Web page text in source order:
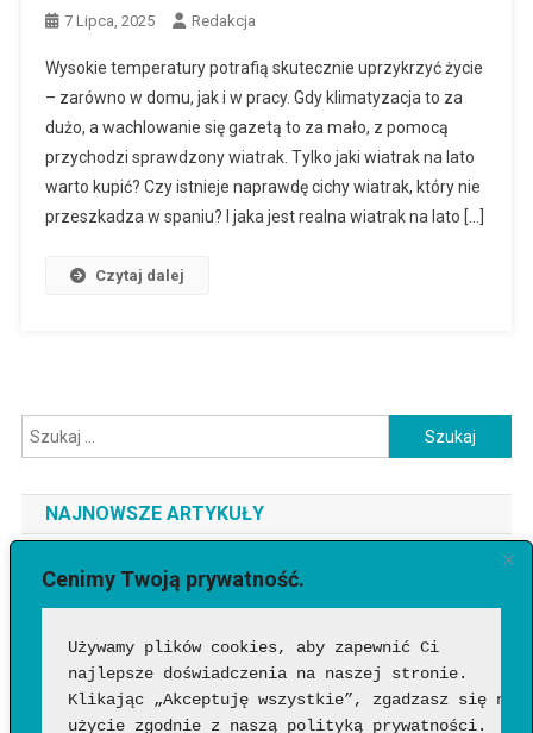
Cenimy Twoją prywatność.
Używamy plików cookies, aby zapewnić Ci
najlepsze doświadczenia na naszej stronie.
Klikając „Akceptuję wszystkie”, zgadzasz się
użycie zgodnie z naszą polityką prywatności.
7 Lipca, 2025 Redakcja
Wysokie temperatury potrafią skutecznie uprzykrzyć życie
– zarówno w domu, jak i w pracy. Gdy klimatyzacja to za
dużo, a wachlowanie się gazetą to za mało, z pomocą
przychodzi sprawdzony wiatrak. Tylko jaki wiatrak na lato
warto kupić? Czy istnieje naprawdę cichy wiatrak, który nie
przeszkadza w spaniu? I jaka jest realna wiatrak na lato […]
Czytaj dalej
Szukaj:
NAJNOWSZE ARTYKUŁY
Jaki telefon do 3500 zł wybrać? Ranking najlepszych modeli
[2026]
Jak sprawdzić, czy wideo wygenerowała AI?
Google Flow Music – co to takiego, jak działa i czy warto?
Funkcje, możliwości i pierwsze wrażenia